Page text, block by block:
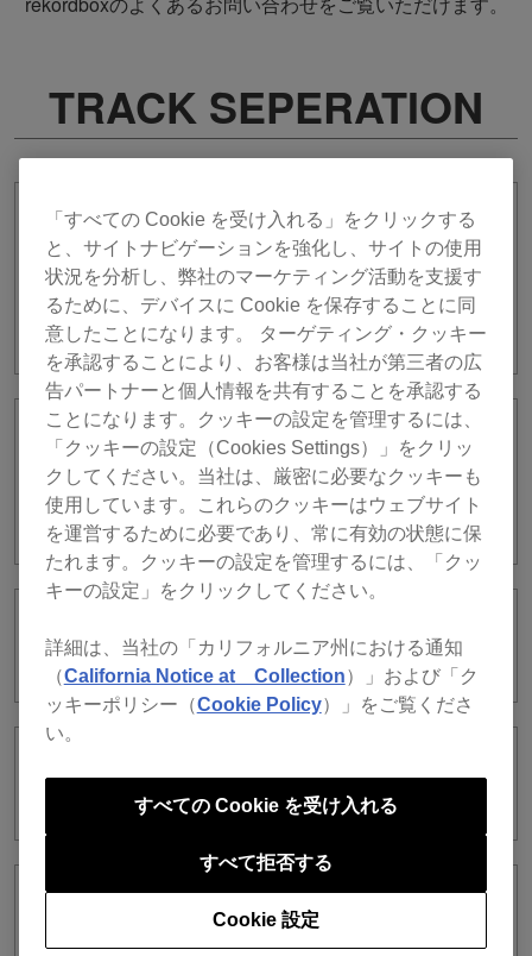
TRACK SEPERATION
DDJ-FLX10にて、TRACK SEPARATION
機能の[レイアウト]>[カスタマイズ設
定]>[CUSTOM1]を選択時、EQ HIツマミ
を操作してPART ISO(VOCAL)をコント
ロールできません。
楽曲ロード時に「メモリの空き容量が不
足しているためTRACK SEPARATION機
能を利用できません。」というコーショ
ンが表示されます。
TRACK SEPARATION機能を使うとノイ
ズが発生します。
TRACK SEPARATION機能はDJ機器でコ
ントロールできますか？
「すべての Cookie を受け入れる」をクリックする
と、サイトナビゲーションを強化し、サイトの使用
状況を分析し、弊社のマーケティング活動を支援す
るために、デバイスに Cookie を保存することに同
意したことになります。 ターゲティング・クッキー
を承認することにより、お客様は当社が第三者の広
告パートナーと個人情報を共有することを承認する
ことになります。クッキーの設定を管理するには、
「クッキーの設定（Cookies Settings）」をクリッ
クしてください。当社は、厳密に必要なクッキーも
使用しています。これらのクッキーはウェブサイト
を運営するために必要であり、常に有効の状態に保
たれます。クッキーの設定を管理するには、「クッ
キーの設定」をクリックしてください。
詳細は、当社の「カリフォルニア州における通知
（California Notice at Collection）」および「ク
ッキーポリシー（Cookie Policy）」をご覧くださ
い。
Cookie 設定
すべて拒否する
すべての Cookie を受け入れる